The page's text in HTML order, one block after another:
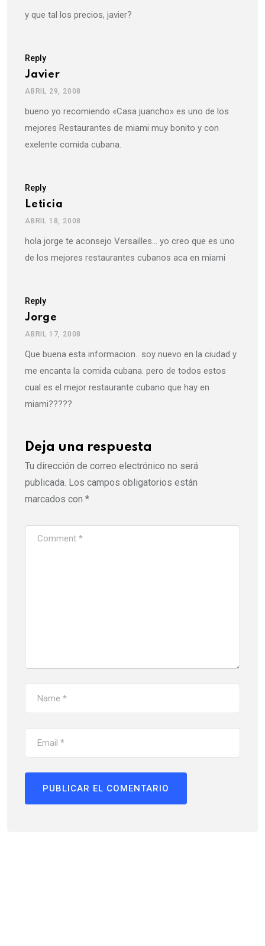
y que tal los precios, javier?
Reply
Javier
ABRIL 29, 2008
bueno yo recomiendo «Casa juancho» es uno de los
mejores Restaurantes de miami muy bonito y con
exelente comida cubana.
Reply
Leticia
ABRIL 18, 2008
hola jorge te aconsejo Versailles… yo creo que es uno
de los mejores restaurantes cubanos aca en miami
Reply
Jorge
ABRIL 17, 2008
Que buena esta informacion.. soy nuevo en la ciudad y
me encanta la comida cubana. pero de todos estos
cual es el mejor restaurante cubano que hay en
miami?????
Deja una respuesta
Tu dirección de correo electrónico no será
publicada. Los campos obligatorios están
marcados con *